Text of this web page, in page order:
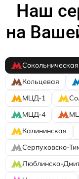
Наш
на
Сокольническая
Кольцевая
МЦД-1
МЦД-4
Калининская
Серпуховско-
Люблинско-